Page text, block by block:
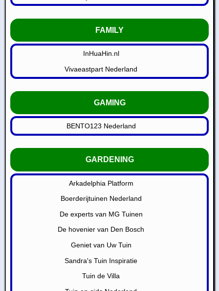
FAMILY
InHuaHin.nl
Vivaeastpart Nederland
GAMING
BENTO123 Nederland
GARDENING
Arkadelphia Platform
Boerderijtuinen Nederland
De experts van MG Tuinen
De hovenier van Den Bosch
Geniet van Uw Tuin
Sandra's Tuin Inspiratie
Tuin de Villa